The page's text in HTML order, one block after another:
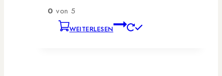
0 von 5
WEITERLESEN